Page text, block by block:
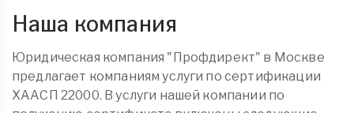
Наша компания
Юридическая компания "Профдирект" в Москве
предлагает компаниям услуги по сертификации
ХААСП 22000. В услуги нашей компании по